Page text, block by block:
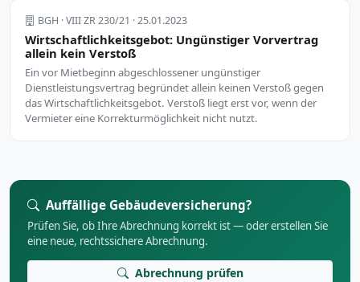
BGH · VIII ZR 230/21 · 25.01.2023
Wirtschaftlichkeitsgebot: Ungünstiger Vorvertrag
allein kein Verstoß
Ein vor Mietbeginn abgeschlossener ungünstiger
Dienstleistungsvertrag begründet allein keinen Verstoß gegen
das Wirtschaftlichkeitsgebot. Verstoß liegt erst vor, wenn der
Vermieter eine Korrekturmöglichkeit nicht nutzt.
Auffällige Gebäudeversicherung?
Prüfen Sie, ob Ihre Abrechnung korrekt ist — oder erstellen Sie
eine neue, rechtssichere Abrechnung.
Abrechnung prüfen